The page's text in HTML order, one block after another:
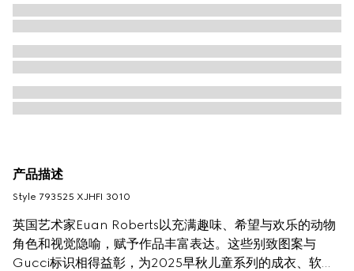
产品描述
Style ‎793525 XJHFI 3010
英国艺术家Euan Roberts以充满趣味、希望与欢乐的动物
角色和视觉隐喻，赋予作品丰富表达。这些别致图案与
Gucci标识相得益彰，为2025早秋儿童系列的成衣、软配